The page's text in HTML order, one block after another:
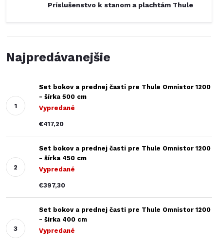
Príslušenstvo k stanom a plachtám Thule
Najpredávanejšie
Set bokov a prednej časti pre Thule Omnistor 1200
- šírka 500 cm
Vypredané
€417,20
Set bokov a prednej časti pre Thule Omnistor 1200
- šírka 450 cm
Vypredané
€397,30
Set bokov a prednej časti pre Thule Omnistor 1200
- šírka 400 cm
Vypredané